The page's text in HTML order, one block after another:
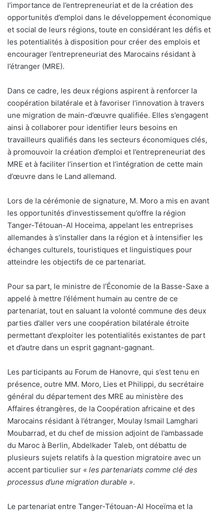
l’importance de l’entrepreneuriat et de la création des
opportunités d’emploi dans le développement économique
et social de leurs régions, toute en considérant les défis et
les potentialités à disposition pour créer des emplois et
encourager l’entrepreneuriat des Marocains résidant à
l’étranger (MRE).
Dans ce cadre, les deux régions aspirent à renforcer la
coopération bilatérale et à favoriser l’innovation à travers
une migration de main-d’œuvre qualifiée. Elles s’engagent
ainsi à collaborer pour identifier leurs besoins en
travailleurs qualifiés dans les secteurs économiques clés,
à promouvoir la création d’emploi et l’entrepreneuriat des
MRE et à faciliter l’insertion et l’intégration de cette main
d’œuvre dans le Land allemand.
Lors de la cérémonie de signature, M. Moro a mis en avant
les opportunités d’investissement qu’offre la région
Tanger-Tétouan-Al Hoceima, appelant les entreprises
allemandes à s’installer dans la région et à intensifier les
échanges culturels, touristiques et linguistiques pour
atteindre les objectifs de ce partenariat.
Pour sa part, le ministre de l’Économie de la Basse-Saxe a
appelé à mettre l’élément humain au centre de ce
partenariat, tout en saluant la volonté commune des deux
parties d’aller vers une coopération bilatérale étroite
permettant d’exploiter les potentialités existantes de part
et d’autre dans un esprit gagnant-gagnant.
Les participants au Forum de Hanovre, qui s’est tenu en
présence, outre MM. Moro, Lies et Philippi, du secrétaire
général du département des MRE au ministère des
Affaires étrangères, de la Coopération africaine et des
Marocains résidant à l’étranger, Moulay Ismail Lamghari
Moubarrad, et du chef de mission adjoint de l’ambassade
du Maroc à Berlin, Abdelkader Taleb, ont débattu de
plusieurs sujets relatifs à la question migratoire avec un
accent particulier sur « les partenariats comme clé des
processus d’une migration durable ».
Le partenariat entre Tanger-Tétouan-Al Hoceïma et la